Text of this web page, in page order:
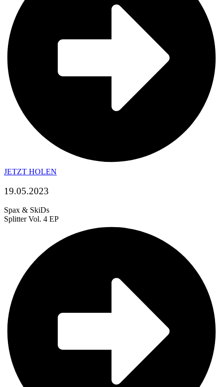
JETZT HOLEN
19.05.2023
Spax & SkiDs
Splitter Vol. 4 EP